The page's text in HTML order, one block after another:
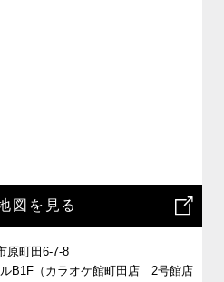
図を見る
原町田6-7-8
B1F（カラオケ館町田店 2号館店